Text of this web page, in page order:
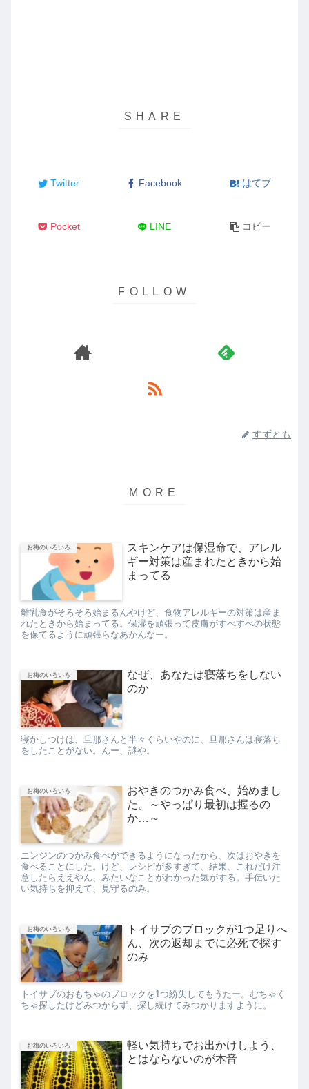
Twitter Facebook はてブ
Pocket LINE コピー
すずとも
お梅のいろいろ
スキンケアは保湿命で、アレル
ギー対策は産まれたときから始
まってる
離乳食がそろそろ始まるんやけど、食物アレルギーの対策は産ま
れたときから始まってる。保湿を頑張って皮膚がすべすべの状態
を保てるように頑張らなあかんなー。
お梅のいろいろ
なぜ、あなたは寝落ちをしない
のか
寝かしつけは、旦那さんと半々くらいやのに、旦那さんは寝落ち
をしたことがない。んー、謎や。
お梅のいろいろ
おやきのつかみ食べ、始めまし
た。～やっぱり最初は握るの
か…～
ニンジンのつかみ食べができるようになったから、次はおやきを
食べることにした。けど、レシピが多すぎて、結果、これだけ注
意したらええやん、みたいなことがわかった気がする。手伝いた
い気持ちを抑えて、見守るのみ。
お梅のいろいろ
トイサブのブロックが1つ足りへ
ん、次の返却までに必死で探す
のみ
トイサブのおもちゃのブロックを1つ紛失してもうたー。むちゃく
ちゃ探したけどみつからず、探し続けてみつかりますように。
お梅のいろいろ
軽い気持ちでお出かけしよう、
とはならないのが本音